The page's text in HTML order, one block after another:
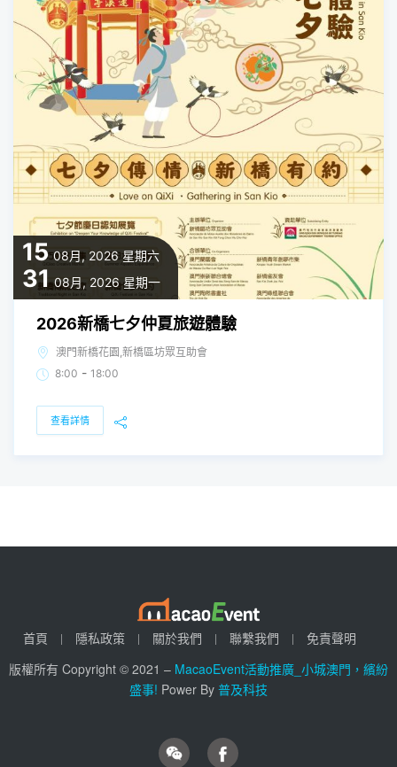
15 08月, 2026 星期六
31 08月, 2026 星期一
2026新橋七夕仲夏旅遊體驗
澳門新橋花園,新橋區坊眾互助會
8:00 - 18:00
查看詳情
首頁 隱私政策 關於我們 聯繫我們
免責聲明
版權所有 Copyright © 2021 – MacaoEvent活動推廣_小城澳門，繽紛
盛事! Power By 普及科技